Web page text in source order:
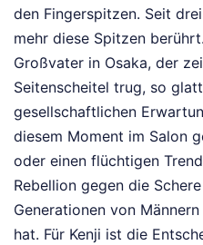
den Fingerspitzen. Seit
mehr diese Spitzen
Großvater in Osaka, der
Seitenscheitel trug, so
gesellschaftlichen
diesem Moment im Salon
oder einen flüchtigen
Rebellion gegen die
Generationen von
hat. Für Kenji ist die